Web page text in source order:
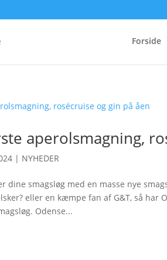
Forside
aperolsmagning,
| NYHEDER
dine smagsløg med en masse nye
eller en kæmpe fan af G&T, så
Odense...